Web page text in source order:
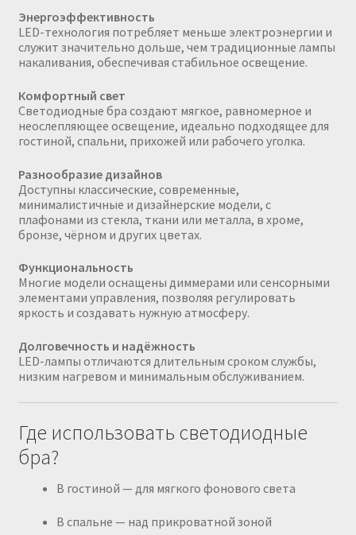
Энергоэффективность
LED-технология потребляет меньше электроэнергии и
служит значительно дольше, чем традиционные лампы
накаливания, обеспечивая стабильное освещение.
Комфортный свет
Светодиодные бра создают мягкое, равномерное и
неослепляющее освещение, идеально подходящее для
гостиной, спальни, прихожей или рабочего уголка.
Разнообразие дизайнов
Доступны классические, современные,
минималистичные и дизайнерские модели, с
плафонами из стекла, ткани или металла, в хроме,
бронзе, чёрном и других цветах.
Функциональность
Многие модели оснащены диммерами или сенсорными
элементами управления, позволяя регулировать
яркость и создавать нужную атмосферу.
Долговечность и надёжность
LED-лампы отличаются длительным сроком службы,
низким нагревом и минимальным обслуживанием.
Где использовать светодиодные
бра?
В гостиной — для мягкого фонового света
В спальне — над прикроватной зоной